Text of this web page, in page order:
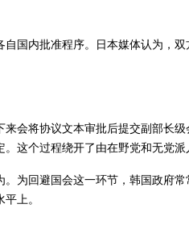
国内批准程序。日本媒体认为，双
会将协议文本审批后提交副部长级
这个过程绕开了由在野党和无党派
为回避国会这一环节，韩国政府常
上。